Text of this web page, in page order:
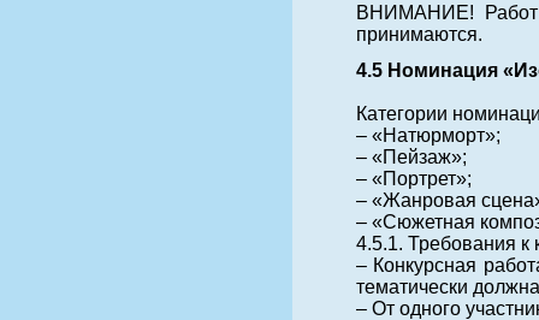
ВНИМАНИЕ!
принимаются.
4.5 Номинация
Категории
– «Натюрморт»;
– «Пейзаж»;
– «Портрет»;
– «Жанровая
– «Сюжетная
4.5.1. Требования к
– Конкурсная
тематически
– От одного